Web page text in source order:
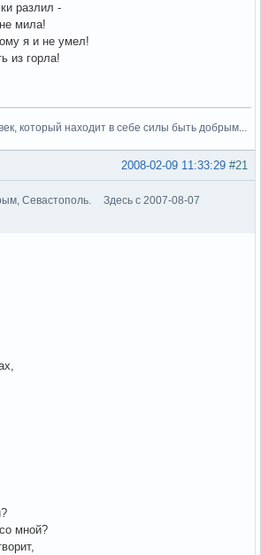
разлил -
мила!
я и не умел!
из горла!
который находит в себе силы быть добрым...
#21
2008-02-09 11:33:29
Севастополь.
Здесь с 2007-08-07
мной?